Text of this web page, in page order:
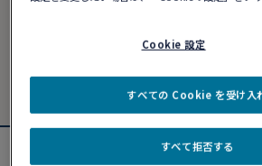
Cookie 設定
すべて拒否する
すべての Cookie を受け入